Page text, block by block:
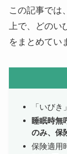
この記事では
上で、どの
をまとめてい
「いび
睡眠時無
のみ、保
保険適用